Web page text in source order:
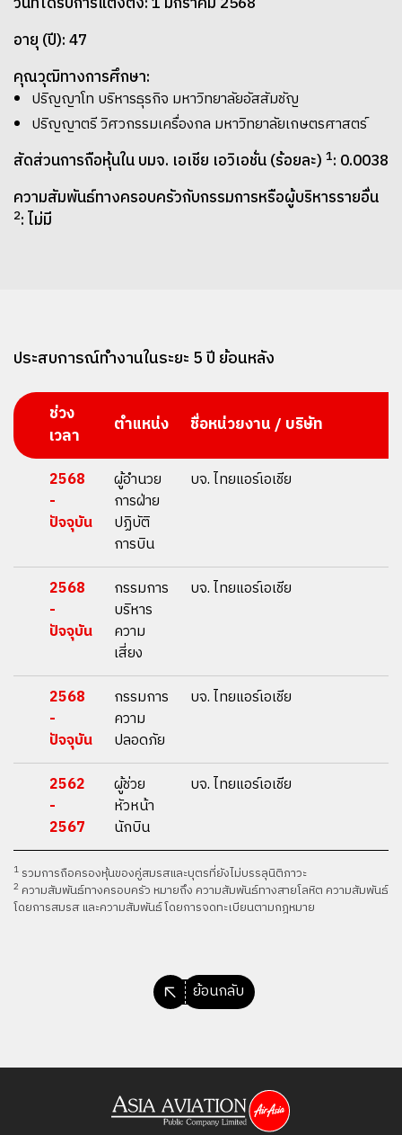
อายุ (ปี): 47
คุณวุฒิทางการศึกษา:
ปริญญาโท บริหารธุรกิจ มหาวิทยาลัยอัสสัมชัญ
ปริญญาตรี วิศวกรรมเครื่องกล มหาวิทยาลัยเกษตรศาสตร์
สัดส่วนการถือหุ้นใน บมจ. เอเชีย เอวิเอชั่น (ร้อยละ) 1: 0.0038
ความสัมพันธ์ทางครอบครัวกับกรรมการหรือผู้บริหารรายอื่น
2: ไม่มี
ประสบการณ์ทํางานในระยะ 5 ปี ย้อนหลัง
ช่วง
เวลา
ตำแหน่ง ชื่อหน่วยงาน / บริษัท
2568
-
ปัจจุบัน
ผู้อำนวย
การฝ่าย
ปฏิบัติ
การบิน
บจ. ไทยแอร์เอเชีย
2568
-
ปัจจุบัน
กรรมการ
บริหาร
ความ
เสี่ยง
บจ. ไทยแอร์เอเชีย
2568
-
ปัจจุบัน
กรรมการ
ความ
ปลอดภัย
บจ. ไทยแอร์เอเชีย
2562
-
2567
ผู้ช่วย
หัวหน้า
นักบิน
บจ. ไทยแอร์เอเชีย
1 รวมการถือครองหุ้นของคู่สมรสและบุตรที่ยังไม่บรรลุนิติภาวะ
2 ความสัมพันธ์ทางครอบครัว หมายถึง ความสัมพันธ์ทางสายโลหิต ความสัมพันธ์
โดยการสมรส และความสัมพันธ์โดยการจดทะเบียนตามกฎหมาย
ย้อนกลับ